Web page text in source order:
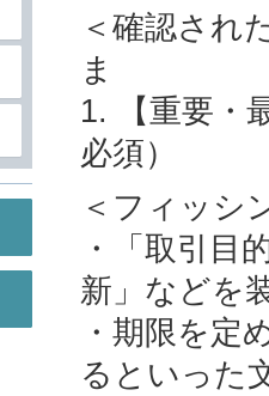
＜確認され
ま
1. 【重要・
必須）
＜フィッシ
・「取引目
新」などを
・期限を定
るといった